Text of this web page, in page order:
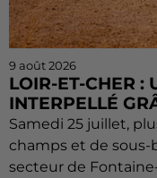
9 août 2026
LOIR-ET-CHER :
INTERPELLÉ
Samedi 25 juillet,
champs et de sous-
secteur de